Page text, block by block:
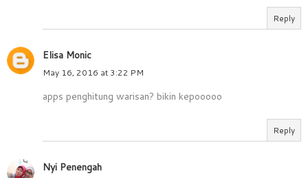
Reply
Elisa Monic
May 16, 2016 at 3:22 PM
apps penghitung warisan? bikin kepooooo
Reply
Nyi Penengah